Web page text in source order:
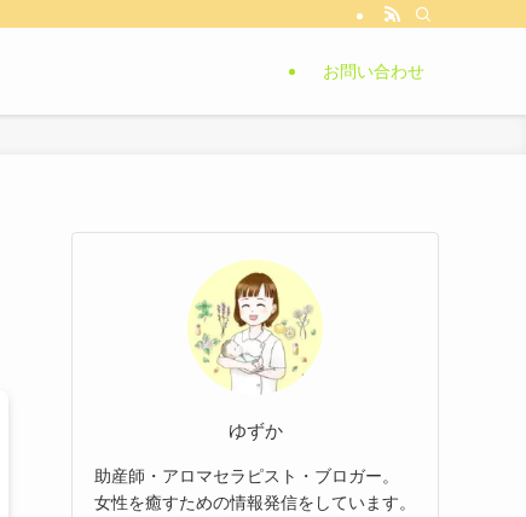
お問い合わせ
ゆずか
助産師・アロマセラピスト・ブロガー。
女性を癒すための情報発信をしています。